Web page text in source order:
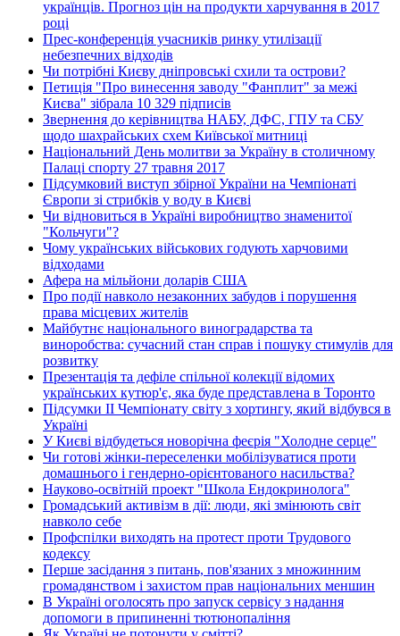
українців. Прогноз цін на продукти харчування в 2017
році
Прес-конференція учасників ринку утилізації
небезпечних відходів
Чи потрібні Києву дніпровські схили та острови?
Петиція "Про винесення заводу "Фанплит" за межі
Києва" зібрала 10 329 підписів
Звернення до керівництва НАБУ, ДФС, ГПУ та СБУ
щодо шахрайських схем Київської митниці
Національний День молитви за Україну в столичному
Палаці спорту 27 травня 2017
Підсумковий виступ збірної України на Чемпіонаті
Європи зі стрибків у воду в Києві
Чи відновиться в Україні виробництво знаменитої
"Кольчуги"?
Чому українських військових годують харчовими
відходами
Афера на мільйони доларів США
Про події навколо незаконних забудов і порушення
права місцевих жителів
Майбутнє національного виноградарства та
виноробства: сучасний стан справ і пошуку стимулів для
розвитку
Презентація та дефіле спільної колекції відомих
українських кутюр'є, яка буде представлена в Торонто
Підсумки ІІ Чемпіонату світу з хортингу, який відбувся в
Україні
У Києві відбудеться новорічна феєрія "Холодне серце"
Чи готові жінки-переселенки мобілізуватися проти
домашнього і гендерно-орієнтованого насильства?
Науково-освітній проект "Школа Ендокринолога"
Громадський активізм в дії: люди, які змінюють світ
навколо себе
Профспілки виходять на протест проти Трудового
кодексу
Перше засідання з питань, пов'язаних з множинним
громадянством і захистом прав національних меншин
В Україні оголосять про запуск сервісу з надання
допомоги в припиненні тютюнопаління